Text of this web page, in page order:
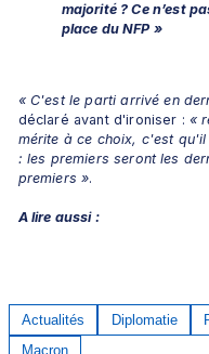
majorité ? Ce n’est
place du NFP »
« C'est le parti arrivé en
déclaré avant d'ironiser : «
mérite à ce choix, c'est
: les premiers seront les
premiers ».
A lire aussi :
Actualités Diplomatie
Macron